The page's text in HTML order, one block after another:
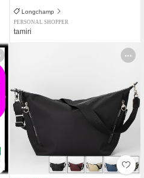
Longchamp
PERSONAL SHOPPER
tamiri